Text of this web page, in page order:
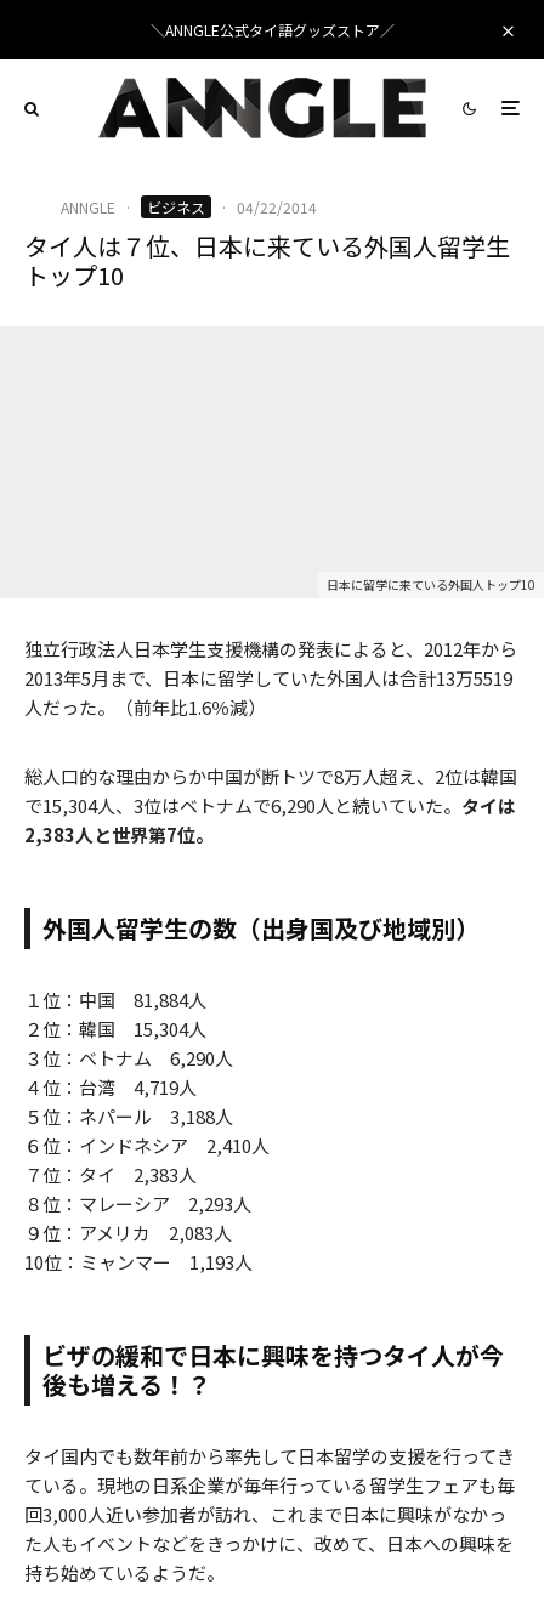
＼ANNGLE公式タイ語グッズストア／
ANNGLE · ビジネス · 04/22/2014
タイ人は７位、日本に来ている外国人留学生
トップ10
日本に留学に来ている外国人トップ10
独立行政法人日本学生支援機構の発表によると、2012年から
2013年5月まで、日本に留学していた外国人は合計13万5519
人だった。（前年比1.6％減）
総人口的な理由からか中国が断トツで8万人超え、2位は韓国
で15,304人、3位はベトナムで6,290人と続いていた。 タイは
2,383人と世界第7位。
外国人留学生の数（出身国及び地域別）
１位：中国 81,884人
２位：韓国 15,304人
３位：ベトナム 6,290人
４位：台湾 4,719人
５位：ネパール 3,188人
６位：インドネシア 2,410人
７位：タイ 2,383人
８位：マレーシア 2,293人
９位：アメリカ 2,083人
10位：ミャンマー 1,193人
ビザの緩和で日本に興味を持つタイ人が今
後も増える！？
タイ国内でも数年前から率先して日本留学の支援を行ってき
ている。現地の日系企業が毎年行っている留学生フェアも毎
回3,000人近い参加者が訪れ、これまで日本に興味がなかっ
た人もイベントなどをきっかけに、改めて、日本への興味を
持ち始めているようだ。